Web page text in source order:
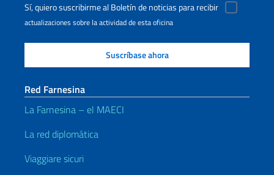
Sí, quiero suscribirme al Boletín de noticias para recibir
actualizaciones sobre la actividad de esta oficina
Red Farnesina
La Farnesina – el MAECI
La red diplomática
Viaggiare sicuri